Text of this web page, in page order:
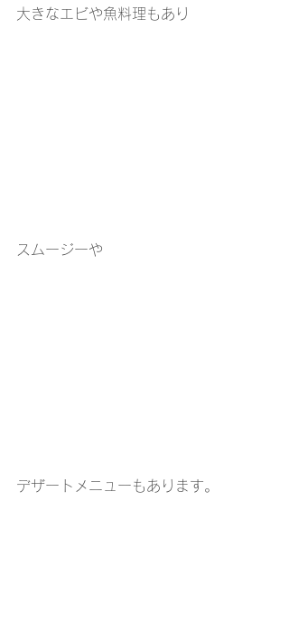
大きなエビや魚料理もあり
スムージーや
デザートメニューもあります。